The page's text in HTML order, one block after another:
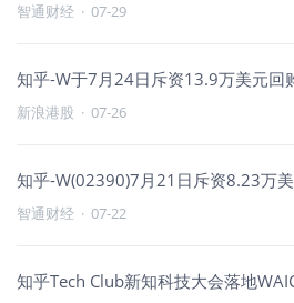
智通财经 · 07-29
知乎-W于7月24日斥资13.9万美元回
新浪港股 · 07-26
知乎-W(02390)7月21日斥资8.23万
智通财经 · 07-22
知乎Tech Club新知科技大会落地